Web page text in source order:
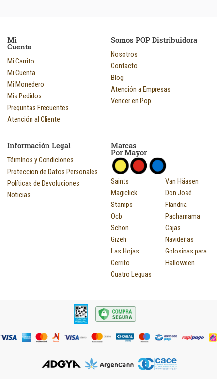
Mi
Cuenta
Mi Carrito
Mi Cuenta
Mi Monedero
Mis Pedidos
Preguntas Frecuentes
Atención al Cliente
Somos POP Distribuidora
Nosotros
Contacto
Blog
Atención a Empresas
Vender en Pop
Información Legal
Términos y Condiciones
Proteccion de Datos Personales
Políticas de Devoluciones
Noticias
Marcas
Por Mayor
Saints
Magiclick
Stamps
Ocb
Schön
Gizeh
Las Hojas
Cerrito
Cuatro Leguas
Van Häasen
Don José
Flandria
Pachamama
Cajas
Navideñas
Golosinas para
Halloween